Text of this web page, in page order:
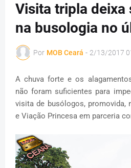
Visita tripla deixa
na busologia no
Por MOB Ceará - 2/13/2017
A chuva forte e os
não foram suficientes para
visita de busólogos, promovida,
e Viação Princesa em parceria